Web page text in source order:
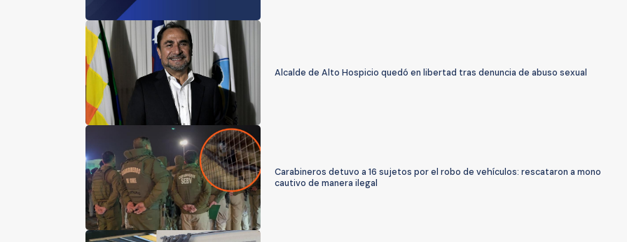
Alcalde de Alto Hospicio quedó en libertad tras denuncia de abuso sexual
Carabineros detuvo a 16 sujetos por el robo de vehículos: rescataron a mono
cautivo de manera ilegal